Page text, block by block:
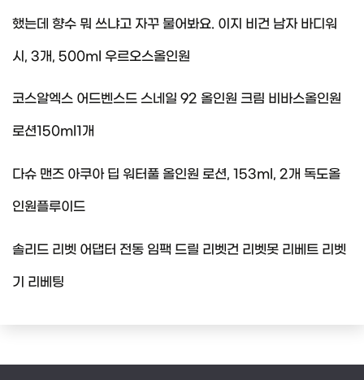
했는데 향수 뭐 쓰냐고 자꾸 물어봐요. 이지 비건 남자 바디워
시, 3개, 500ml 우르오스올인원
코스알엑스 어드벤스드 스네일 92 올인원 크림 비바스올인원
로션150ml1개
다슈 맨즈 아쿠아 딥 워터풀 올인원 로션, 153ml, 2개 독도올
인원플루이드
솔리드 리벳 어댑터 전동 임팩 드릴 리벳건 리벳못 리베트 리벳
기 리베팅